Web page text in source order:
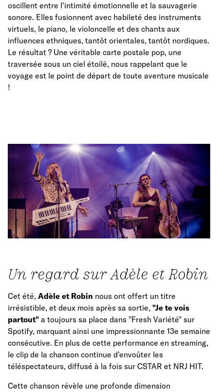
oscillent entre l'intimité émotionnelle et la sauvagerie
sonore. Elles fusionnent avec habileté des instruments
virtuels, le piano, le violoncelle et des chants aux
influences ethniques, tantôt orientales, tantôt nordiques.
Le résultat ? Une véritable carte postale pop, une
traversée sous un ciel étoilé, nous rappelant que le
voyage est le point de départ de toute aventure musicale
!
Un regard sur Adèle et Robin
Cet été, Adèle et Robin nous ont offert un titre
irrésistible, et deux mois après sa sortie, "Je te vois
partout" a toujours sa place dans "Fresh Variété" sur
Spotify, marquant ainsi une impressionnante 13e semaine
consécutive. En plus de cette performance en streaming,
le clip de la chanson continue d'envoûter les
téléspectateurs, diffusé à la fois sur CSTAR et NRJ HIT.
Cette chanson révèle une profonde dimension